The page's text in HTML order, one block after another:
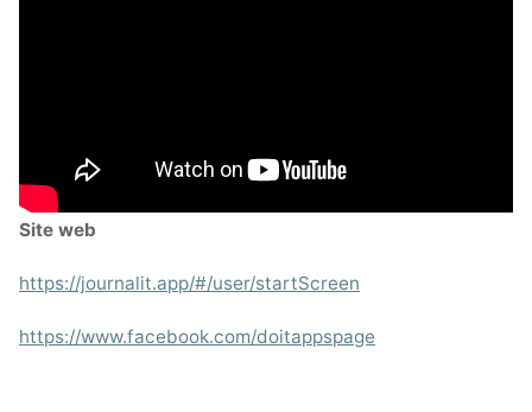
Site web
https://journalit.app/#/user/startScreen
https://www.facebook.com/doitappspage